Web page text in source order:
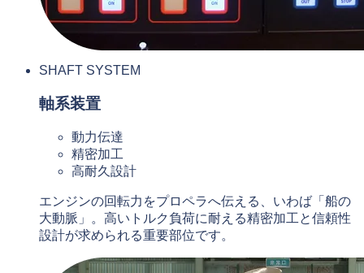
SHAFT SYSTEM
軸系装置
動力伝達
精密加工
高耐久設計
エンジンの回転力をプロペラへ伝える、いわば「船の
大動脈」。高いトルク負荷に耐える精密加工と信頼性
設計が求められる重要部位です。